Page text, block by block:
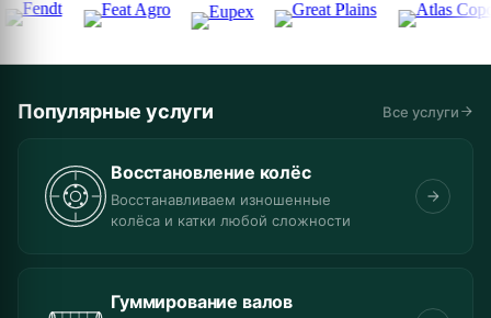
Популярные услуги Все услуги
Восстановление колёс
Восстанавливаем изношенные
колёса и катки любой сложности
Гуммирование валов